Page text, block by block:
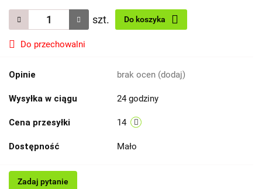
szt. Do koszyka
Do przechowalni
Opinie brak ocen (dodaj)
Wysyłka w ciągu 24 godziny
Cena przesyłki 14
Dostępność Mało
Zadaj pytanie